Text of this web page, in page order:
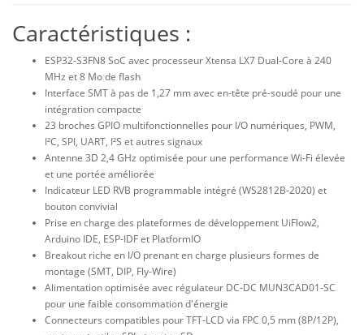
Caractéristiques :
ESP32‑S3FN8 SoC avec processeur Xtensa LX7 Dual-Core à 240
MHz et 8 Mo de flash
Interface SMT à pas de 1,27 mm avec en-tête pré-soudé pour une
intégration compacte
23 broches GPIO multifonctionnelles pour I/O numériques, PWM,
I²C, SPI, UART, I²S et autres signaux
Antenne 3D 2,4 GHz optimisée pour une performance Wi-Fi élevée
et une portée améliorée
Indicateur LED RVB programmable intégré (WS2812B‑2020) et
bouton convivial
Prise en charge des plateformes de développement UiFlow2,
Arduino IDE, ESP‑IDF et PlatformIO
Breakout riche en I/O prenant en charge plusieurs formes de
montage (SMT, DIP, Fly-Wire)
Alimentation optimisée avec régulateur DC‑DC MUN3CAD01‑SC
pour une faible consommation d'énergie
Connecteurs compatibles pour TFT‑LCD via FPC 0,5 mm (8P/12P),